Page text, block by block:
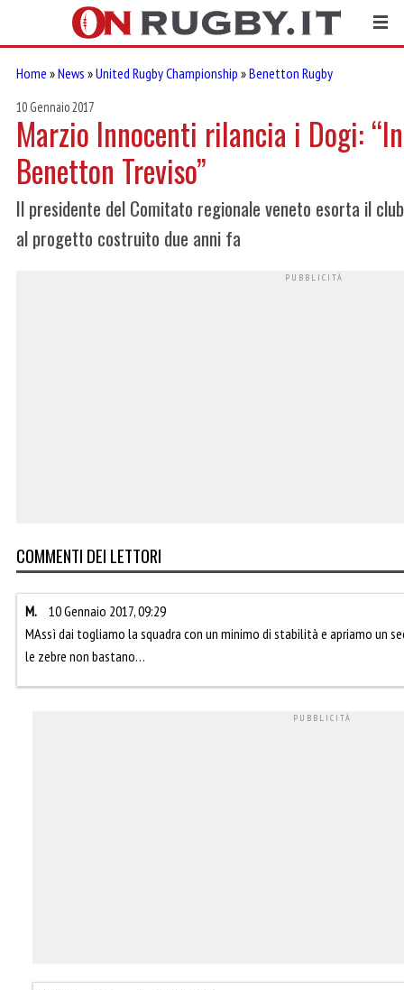
Home »News »United Rugby Championship »Benetton Rugby
10 Gennaio 2017
Marzio Innocenti rilancia i Dogi:
Benetton Treviso”
Il presidente del Comitato regionale veneto esorta il
al progetto costruito due anni fa
COMMENTI DEI LETTORI
M.
10 Gennaio 2017, 09:29
MAssì dai togliamo la squadra con un minimo di stabilità e apriamo un
le zebre non bastano…